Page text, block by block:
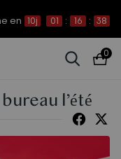
en 10j 01 : 16 : 38
0
l’été